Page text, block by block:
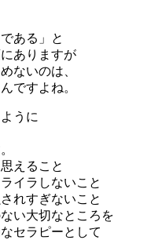
ある」と
ありますが
ないのは、
ですよね。
うに
えること
イラしないこと
れすぎないこと
い大切なところを
セラピーとして